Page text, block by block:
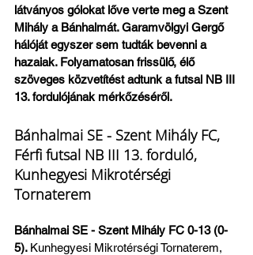
látványos gólokat lőve verte meg a Szent
Mihály a Bánhalmát. Garamvölgyi Gergő
hálóját egyszer sem tudták bevenni a
hazaiak. Folyamatosan frissülő, élő
szöveges közvetítést adtunk a futsal NB III
13. fordulójának mérkőzéséről.
Bánhalmai SE - Szent Mihály FC,
Férfi futsal NB III 13. forduló,
Kunhegyesi Mikrotérségi
Tornaterem
Bánhalmai SE - Szent Mihály FC 0-13 (0-
5). Kunhegyesi Mikrotérségi Tornaterem,